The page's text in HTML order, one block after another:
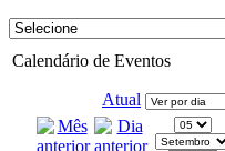
Calendário de Eventos
Atual